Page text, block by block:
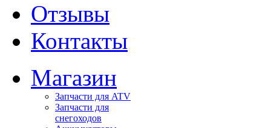
Отзывы
Контакты
Магазин
Запчасти для ATV
Запчасти для
снегоходов